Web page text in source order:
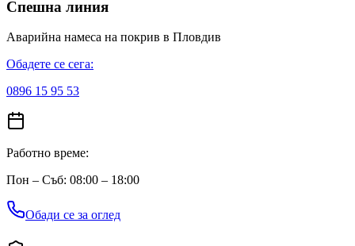
Спешна линия
Аварийна намеса на покрив в Пловдив
Обадете се сега:
0896 15 95 53
Работно време:
Пон – Съб: 08:00 – 18:00
Обади се за оглед